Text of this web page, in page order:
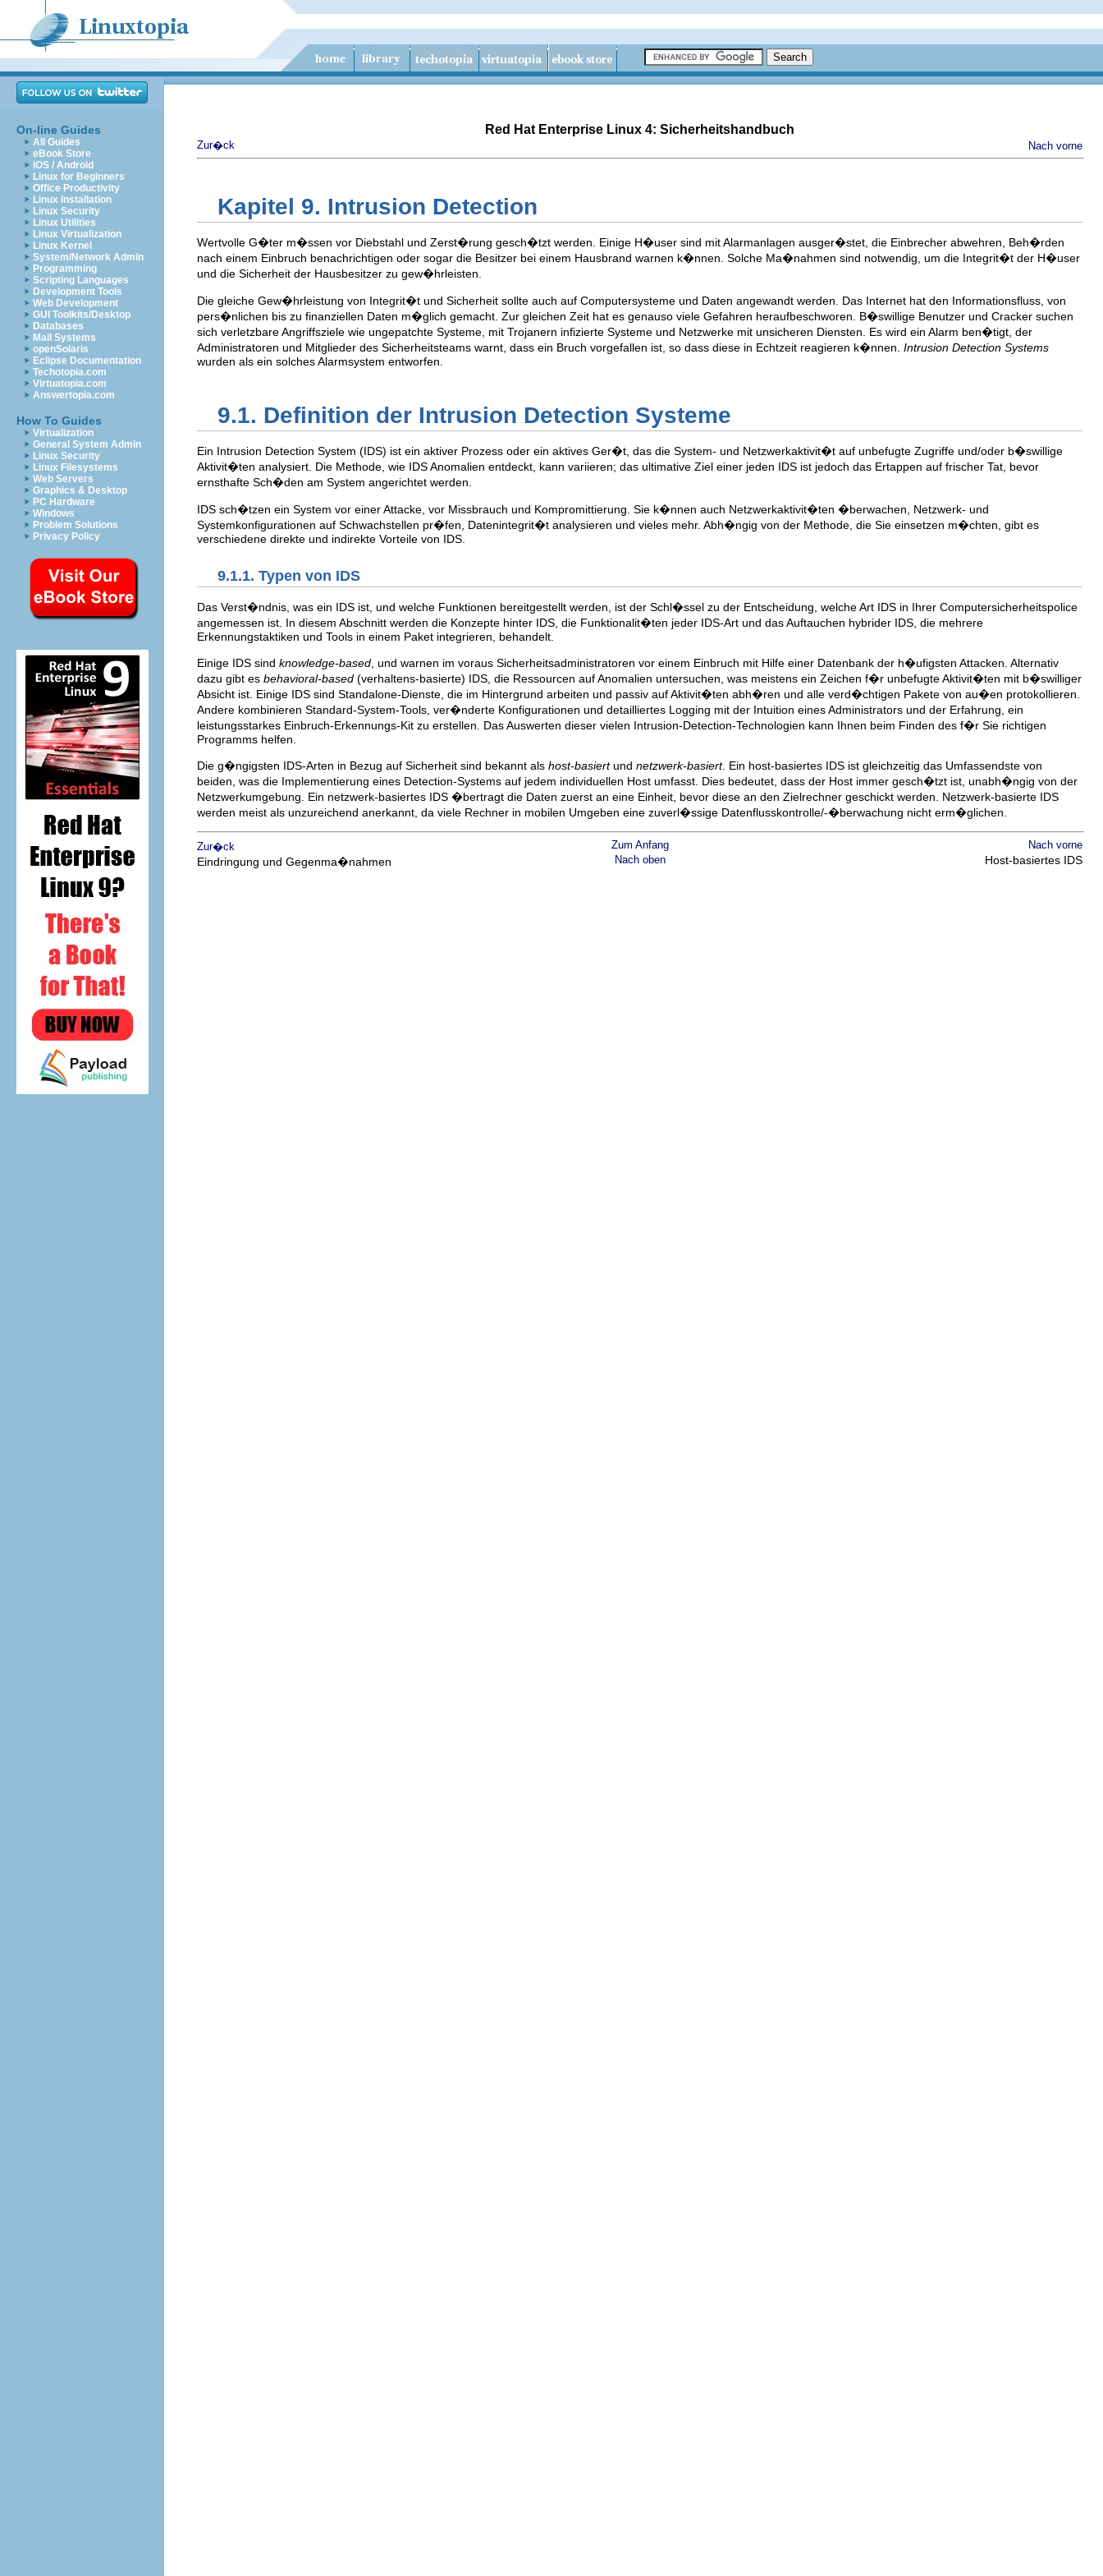
On-line Guides
All Guides
eBook Store
iOS / Android
Linux for Beginners
Office Productivity
Linux Installation
Linux Security
Linux Utilities
Linux Virtualization
Linux Kernel
System/Network Admin
Programming
Scripting Languages
Development Tools
Web Development
GUI Toolkits/Desktop
Databases
Mail Systems
openSolaris
Eclipse Documentation
Techotopia.com
Virtuatopia.com
Answertopia.com
How To Guides
Virtualization
General System Admin
Linux Security
Linux Filesystems
Web Servers
Graphics & Desktop
PC Hardware
Windows
Problem Solutions
Privacy Policy
Red Hat Enterprise Linux 4: Sicherheitshandbuch
Zur�ck Nach vorne
Kapitel 9. Intrusion Detection
Wertvolle G�ter m�ssen vor Diebstahl und Zerst�rung gesch�tzt werden. Einige H�user sind mit Alarmanlagen ausger�stet, die Einbrecher abwehren, Beh�rden
nach einem Einbruch benachrichtigen oder sogar die Besitzer bei einem Hausbrand warnen k�nnen. Solche Ma�nahmen sind notwendig, um die Integrit�t der H�user
und die Sicherheit der Hausbesitzer zu gew�hrleisten.
Die gleiche Gew�hrleistung von Integrit�t und Sicherheit sollte auch auf Computersysteme und Daten angewandt werden. Das Internet hat den Informationsfluss, von
pers�nlichen bis zu finanziellen Daten m�glich gemacht. Zur gleichen Zeit hat es genauso viele Gefahren heraufbeschworen. B�swillige Benutzer und Cracker suchen
sich verletzbare Angriffsziele wie ungepatchte Systeme, mit Trojanern infizierte Systeme und Netzwerke mit unsicheren Diensten. Es wird ein Alarm ben�tigt, der
Administratoren und Mitglieder des Sicherheitsteams warnt, dass ein Bruch vorgefallen ist, so dass diese in Echtzeit reagieren k�nnen. Intrusion Detection Systems
wurden als ein solches Alarmsystem entworfen.
9.1. Definition der Intrusion Detection Systeme
Ein Intrusion Detection System (IDS) ist ein aktiver Prozess oder ein aktives Ger�t, das die System- und Netzwerkaktivit�t auf unbefugte Zugriffe und/oder b�swillige
Aktivit�ten analysiert. Die Methode, wie IDS Anomalien entdeckt, kann variieren; das ultimative Ziel einer jeden IDS ist jedoch das Ertappen auf frischer Tat, bevor
ernsthafte Sch�den am System angerichtet werden.
IDS sch�tzen ein System vor einer Attacke, vor Missbrauch und Kompromittierung. Sie k�nnen auch Netzwerkaktivit�ten �berwachen, Netzwerk- und
Systemkonfigurationen auf Schwachstellen pr�fen, Datenintegrit�t analysieren und vieles mehr. Abh�ngig von der Methode, die Sie einsetzen m�chten, gibt es
verschiedene direkte und indirekte Vorteile von IDS.
9.1.1. Typen von IDS
Das Verst�ndnis, was ein IDS ist, und welche Funktionen bereitgestellt werden, ist der Schl�ssel zu der Entscheidung, welche Art IDS in Ihrer Computersicherheitspolice
angemessen ist. In diesem Abschnitt werden die Konzepte hinter IDS, die Funktionalit�ten jeder IDS-Art und das Auftauchen hybrider IDS, die mehrere
Erkennungstaktiken und Tools in einem Paket integrieren, behandelt.
Einige IDS sind knowledge-based , und warnen im voraus Sicherheitsadministratoren vor einem Einbruch mit Hilfe einer Datenbank der h�ufigsten Attacken. Alternativ
dazu gibt es behavioral-based (verhaltens-basierte) IDS, die Ressourcen auf Anomalien untersuchen, was meistens ein Zeichen f�r unbefugte Aktivit�ten mit b�swilliger
Absicht ist. Einige IDS sind Standalone-Dienste, die im Hintergrund arbeiten und passiv auf Aktivit�ten abh�ren und alle verd�chtigen Pakete von au�en protokollieren.
Andere kombinieren Standard-System-Tools, ver�nderte Konfigurationen und detailliertes Logging mit der Intuition eines Administrators und der Erfahrung, ein
leistungsstarkes Einbruch-Erkennungs-Kit zu erstellen. Das Auswerten dieser vielen Intrusion-Detection-Technologien kann Ihnen beim Finden des f�r Sie richtigen
Programms helfen.
Die g�ngigsten IDS-Arten in Bezug auf Sicherheit sind bekannt als host-basiertund netzwerk-basiert. Ein host-basiertes IDS ist gleichzeitig das Umfassendste von
beiden, was die Implementierung eines Detection-Systems auf jedem individuellen Host umfasst. Dies bedeutet, dass der Host immer gesch�tzt ist, unabh�ngig von der
Netzwerkumgebung. Ein netzwerk-basiertes IDS �bertragt die Daten zuerst an eine Einheit, bevor diese an den Zielrechner geschickt werden. Netzwerk-basierte IDS
werden meist als unzureichend anerkannt, da viele Rechner in mobilen Umgeben eine zuverl�ssige Datenflusskontrolle/-�berwachung nicht erm�glichen.
Zur�ck Zum Anfang Nach vorne
Eindringung und Gegenma�nahmen Nach oben Host-basiertes IDS